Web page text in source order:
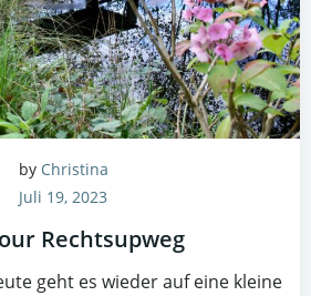
by Christina
Juli 19, 2023
Rechtsupweg
geht es wieder auf eine kleine